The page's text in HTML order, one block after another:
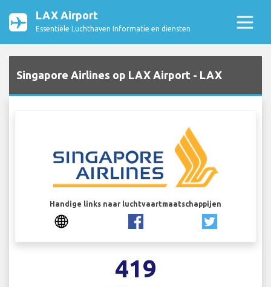
LAX Airport
Essentiële Luchthaven Informatie en diensten
Singapore Airlines op LAX Airport - LAX
Handige links naar luchtvaartmaatschappijen
419